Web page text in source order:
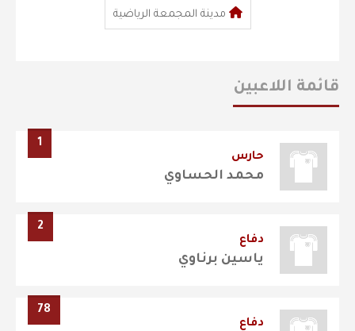
مدينة المجمعة الرياضية
قائمة اللاعبين
1
حارس
محمد الحساوي
2
دفاع
ياسين برناوي
78
دفاع